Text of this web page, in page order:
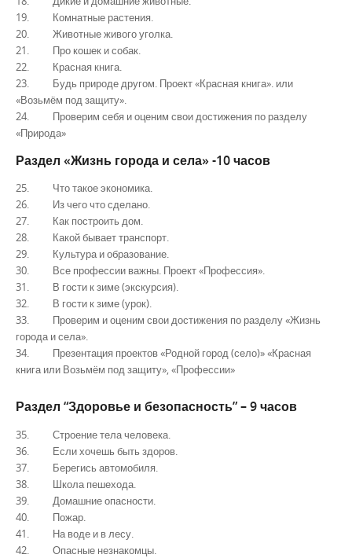
19. Комнатные растения.
20. Животные живого уголка.
21. Про кошек и собак.
22. Красная книга.
23. Будь природе другом. Проект «Красная книга». или
«Возьмём под защиту».
24. Проверим себя и оценим свои достижения по разделу
«Природа»
Раздел «Жизнь города и села» -10 часов
25. Что такое экономика.
26. Из чего что сделано.
27. Как построить дом.
28. Какой бывает транспорт.
29. Культура и образование.
30. Все профессии важны. Проект «Профессия».
31. В гости к зиме (экскурсия).
32. В гости к зиме (урок).
33. Проверим и оценим свои достижения по разделу «Жизнь
города и села».
34. Презентация проектов «Родной город (село)» «Красная
книга или Возьмём под защиту», «Профессии»
Раздел “Здоровье и безопасность” – 9 часов
35. Строение тела человека.
36. Если хочешь быть здоров.
37. Берегись автомобиля.
38. Школа пешехода.
39. Домашние опасности.
40. Пожар.
41. На воде и в лесу.
42. Опасные незнакомцы.